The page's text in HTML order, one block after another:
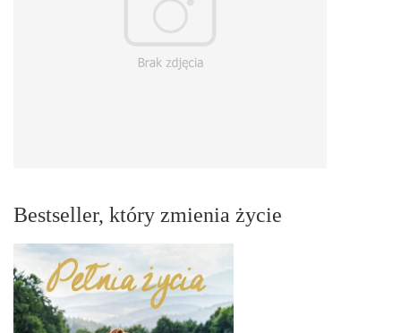
Bestseller, który zmienia życie